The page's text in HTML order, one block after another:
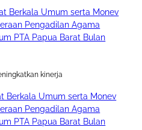
Berkala Umum serta Monev
Pengadilan Agama
PTA Papua Barat Bulan
kinerja
Berkala Umum serta Monev
Pengadilan Agama
PTA Papua Barat Bulan